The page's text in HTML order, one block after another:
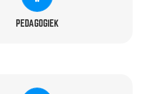
PEDAGOGIEK
Chris, Chris, Lisa & Ton